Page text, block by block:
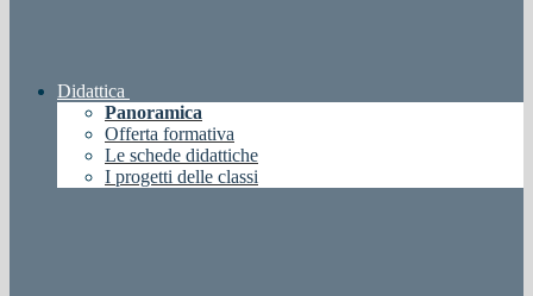
Didattica
Panoramica
Offerta formativa
Le schede didattiche
I progetti delle classi